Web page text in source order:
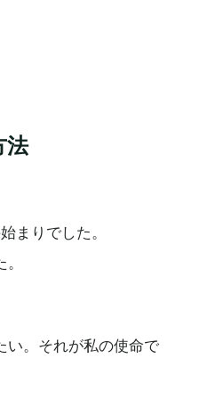
法
まりでした。
。 それが私の使命で